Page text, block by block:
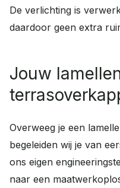
De verlichting is
daardoor geen extra
Jouw
Overweeg je een
begeleiden wij je van
ons eigen
naar een